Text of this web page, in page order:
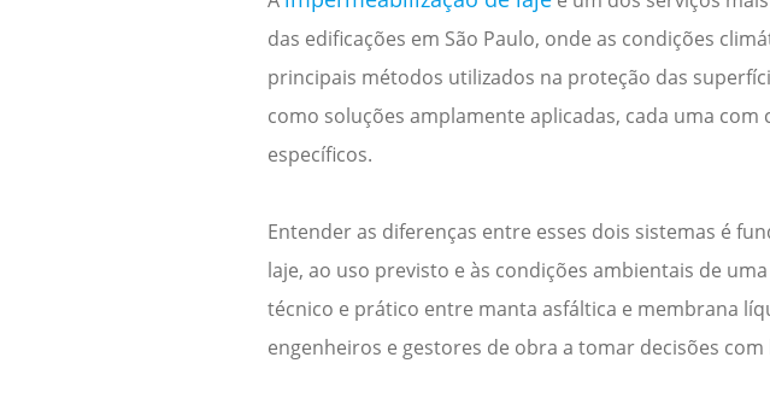
das edificações em São Paulo, onde as condições
principais métodos utilizados na proteção das
como soluções amplamente aplicadas, cada uma
específicos.
Entender as diferenças entre esses dois sistemas é
laje, ao uso previsto e às condições ambientais de
técnico e prático entre manta asfáltica e membrana
engenheiros e gestores de obra a tomar decisões